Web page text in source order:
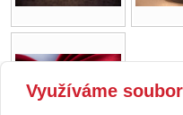
Využíváme